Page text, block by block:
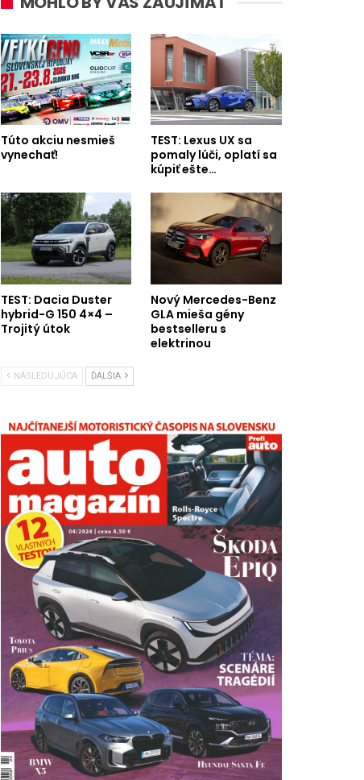
Túto akciu nesmieš
vynechať!
TEST: Lexus UX sa
pomaly lúči, oplatí sa
kúpiť ešte…
TEST: Dacia Duster
hybrid-G 150 4×4 –
Trojitý útok
Nový Mercedes-Benz
GLA mieša gény
bestselleru s
elektrinou
NÁSLEDUJÚCA ĎALŠIA